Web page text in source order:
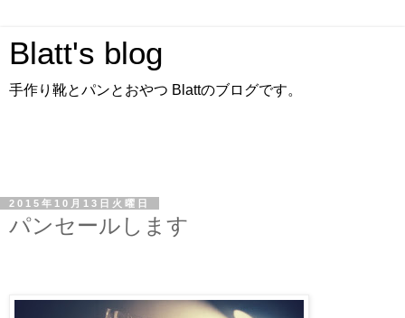
Blatt's blog
手作り靴とパンとおやつ Blattのブログです。
2015年10月13日火曜日
パンセールします